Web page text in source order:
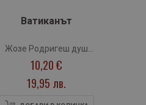
Ватиканът
Жозе Родригеш душ
Сантуш
10,20 €
19,95 лв.